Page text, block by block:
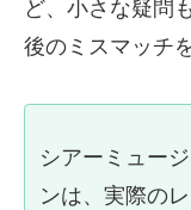
ど、小さな疑問
後のミスマッチ
シアーミュー
ンは、実際の